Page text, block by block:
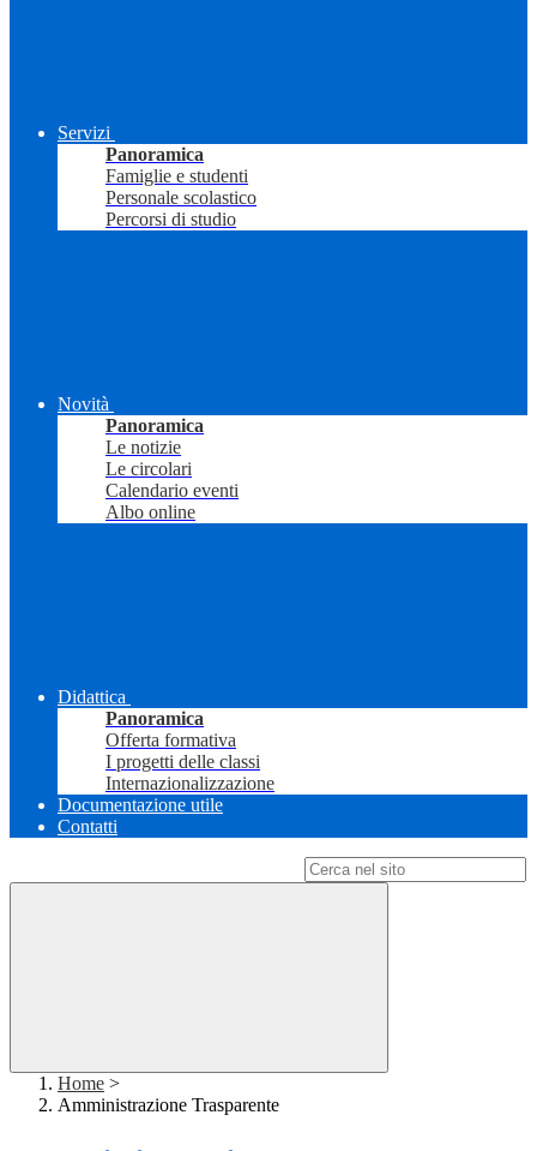
Servizi
Panoramica
Famiglie e studenti
Personale scolastico
Percorsi di studio
Novità
Panoramica
Le notizie
Le circolari
Calendario eventi
Albo online
Didattica
Panoramica
Offerta formativa
I progetti delle classi
Internazionalizzazione
Documentazione utile
Contatti
Home >
Amministrazione Trasparente